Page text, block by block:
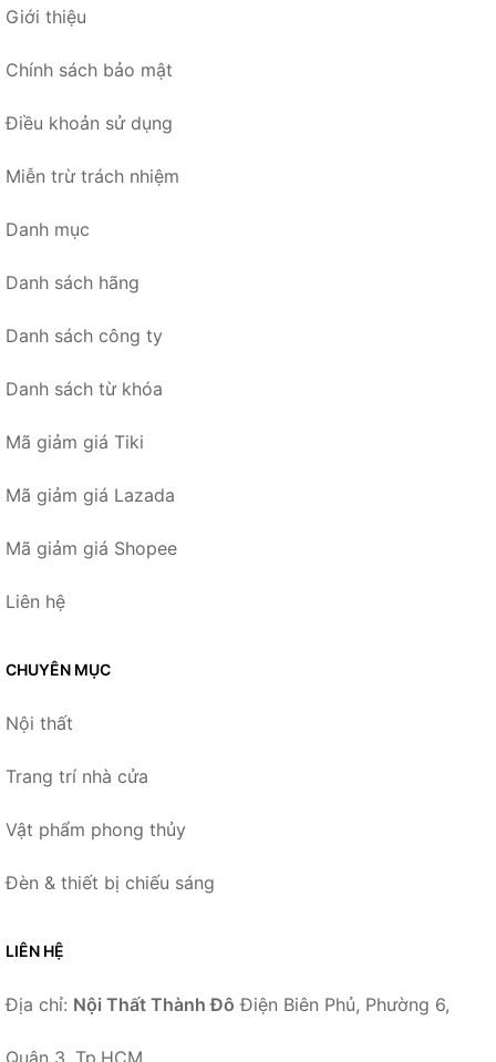
Giới thiệu
Chính sách bảo mật
Điều khoản sử dụng
Miễn trừ trách nhiệm
Danh mục
Danh sách hãng
Danh sách công ty
Danh sách từ khóa
Mã giảm giá Tiki
Mã giảm giá Lazada
Mã giảm giá Shopee
Liên hệ
CHUYÊN MỤC
Nội thất
Trang trí nhà cửa
Vật phẩm phong thủy
Đèn & thiết bị chiếu sáng
LIÊN HỆ
Địa chỉ: Nội Thất Thành Đô Điện Biên Phủ, Phường 6,
Quận 3, Tp.HCM